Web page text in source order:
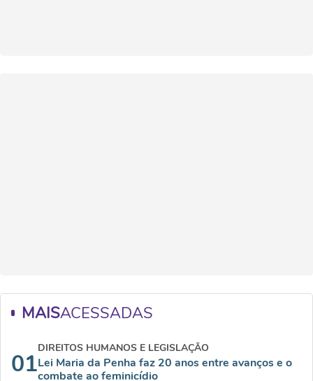
MAISACESSADAS
01
DIREITOS HUMANOS E LEGISLAÇÃO
Lei Maria da Penha faz 20 anos entre avanços e o
combate ao feminicídio